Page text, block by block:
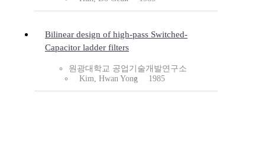
Bilinear design of high-pass Switched-
Capacitor ladder filters
원광대학교 공업기술개발연구소
Kim, Hwan Yong
1985